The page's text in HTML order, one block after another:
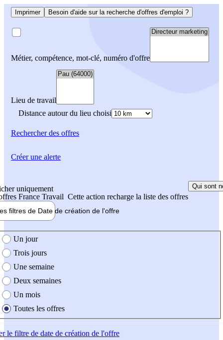
Imprimer Besoin d'aide sur la recherche d'offres d'emploi ?
Métier, compétence, mot-clé, numéro d'offre
Lieu de travail
Distance autour du lieu choisi
Rechercherdes offres
uniquement
France Travail Cette action recharge la liste des offres
Qui sont
filtres de Date de création de l'offre
création de l'offre
Un jour
Trois jours
Une semaine
Deux semaines
Un mois
Toutes les offres
le filtre de date de création de l'offre
Créer une alerte